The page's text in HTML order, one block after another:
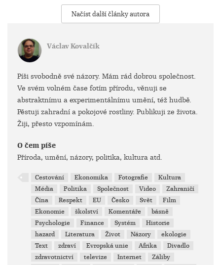
Načíst další články autora
Václav Kovalčík
Píši svobodně své názory. Mám rád dobrou společnost.
Ve svém volném čase fotím přírodu, věnuji se
abstraktnímu a experimentálnímu umění, též hudbě.
Pěstuji zahradní a pokojové rostliny. Publikuji ze života.
Žiji, přesto vzpomínám.
O čem píše
Příroda, umění, názory, politika, kultura atd.
Cestování Ekonomika Fotografie
Kultura
Média
Politika Společnost Video
Zahraničí
Čína
Respekt EU Česko Svět
Film
Ekonomie
školství Komentáře
básně
Psychologie
Finance Systém
Historie
hazard
Literatura Život Názory
ekologie
Text
zdraví Evropská unie Afrika
Divadlo
zdravotnictví
televize Internet
Záliby